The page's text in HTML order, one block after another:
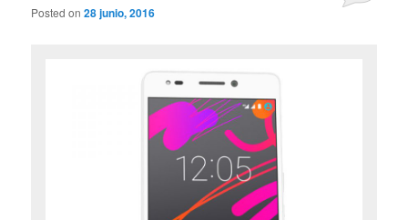
Posted on28 junio, 2016